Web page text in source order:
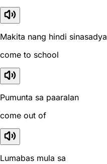
Makita nang hindi sinasadya
come to school
Pumunta sa paaralan
come out of
Lumabas mula sa